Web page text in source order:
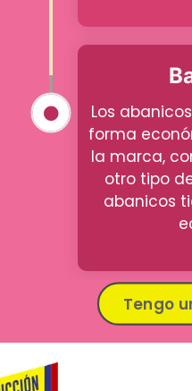
Los
forma
la marca,
otro tipo
abanicos
Tengo